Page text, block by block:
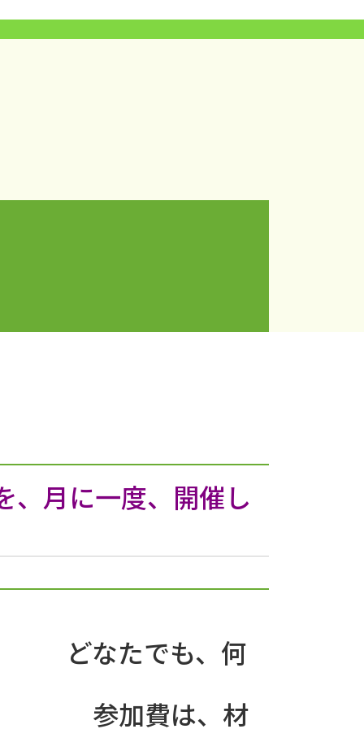
、月に一度、開催し
、何
、材